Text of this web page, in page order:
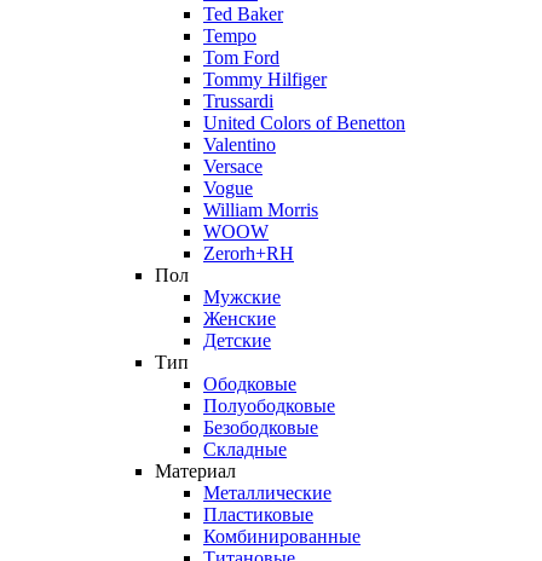
Ted Baker
Tempo
Tom Ford
Tommy Hilfiger
Trussardi
United Colors of Benetton
Valentino
Versace
Vogue
William Morris
WOOW
Zerorh+RH
Пол
Мужские
Женские
Детские
Тип
Ободковые
Полуободковые
Безободковые
Складные
Материал
Металлические
Пластиковые
Комбинированные